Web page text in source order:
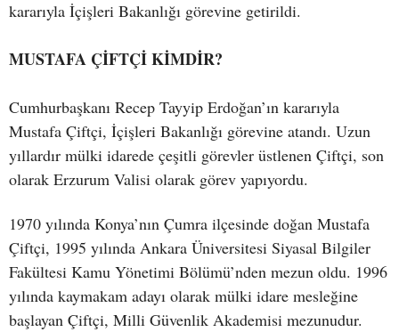
kararıyla İçişleri Bakanlığı görevine getirildi.
MUSTAFA ÇİFTÇİ KİMDİR?
Cumhurbaşkanı Recep Tayyip Erdoğan’ın kararıyla
Mustafa Çiftçi, İçişleri Bakanlığı görevine atandı. Uzun
yıllardır mülki idarede çeşitli görevler üstlenen Çiftçi, son
olarak Erzurum Valisi olarak görev yapıyordu.
1970 yılında Konya’nın Çumra ilçesinde doğan Mustafa
Çiftçi, 1995 yılında Ankara Üniversitesi Siyasal Bilgiler
Fakültesi Kamu Yönetimi Bölümü’nden mezun oldu. 1996
yılında kaymakam adayı olarak mülki idare mesleğine
başlayan Çiftçi, Milli Güvenlik Akademisi mezunudur.